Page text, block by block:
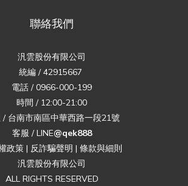
聯絡我們
汎雲股份有限公司
統編 / 42915667
電話 / 0966-000-199
時間 / 12:00-21:00
/ 台南市南區中華西路一段21號
客服 / LINE@qek888
政策 | 反詐騙聲明 | 條款與細則
汎雲股份有限公司
ALL RIGHTS RESERVED